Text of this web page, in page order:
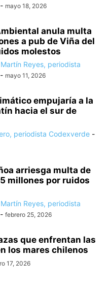
- mayo 18, 2026
anula multa
a pub de Viña del
molestos
Reyes, periodista
- mayo 11, 2026
empujaría a la
hacia el sur de
periodista Codexverde -
arriesga multa de
millones por ruidos
Reyes, periodista
- febrero 25, 2026
que enfrentan las
los mares chilenos
17, 2026